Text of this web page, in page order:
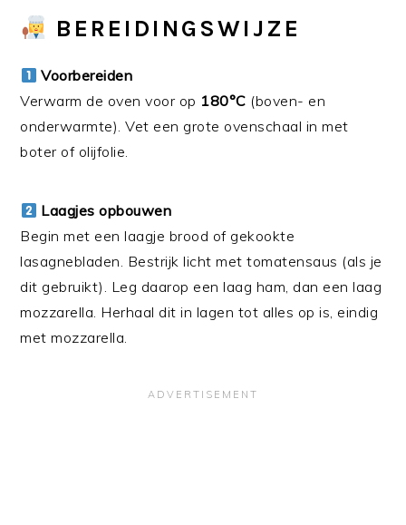
BEREIDINGSWIJZE
Voorbereiden
Verwarm de oven voor op 180°C (boven- en
onderwarmte). Vet een grote ovenschaal in met
boter of olijfolie.
Laagjes opbouwen
Begin met een laagje brood of gekookte
lasagnebladen. Bestrijk licht met tomatensaus (als je
dit gebruikt). Leg daarop een laag ham, dan een laag
mozzarella. Herhaal dit in lagen tot alles op is, eindig
met mozzarella.